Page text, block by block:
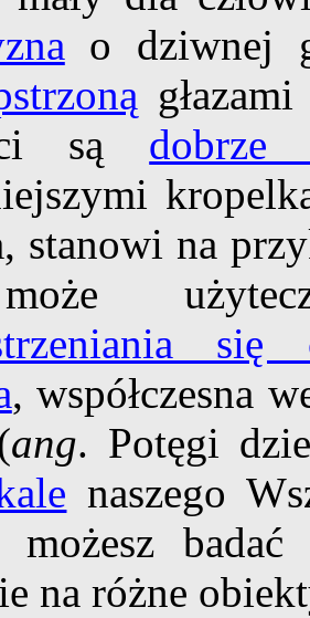
o dziwnej
są dobrze
stanowi na
się
, współczesna
ang. Potęgi
naszego
możesz
na różne